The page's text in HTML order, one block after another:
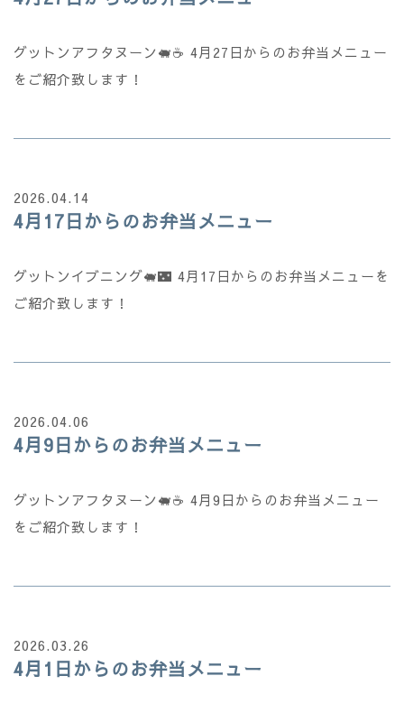
グットンアフタヌーン🐖☕ 4月27日からのお弁当メニュー
をご紹介致します！
2026.04.14
4月17日からのお弁当メニュー
グットンイブニング🐖🌃 4月17日からのお弁当メニューを
ご紹介致します！
2026.04.06
4月9日からのお弁当メニュー
グットンアフタヌーン🐖☕ 4月9日からのお弁当メニュー
をご紹介致します！
2026.03.26
4月1日からのお弁当メニュー